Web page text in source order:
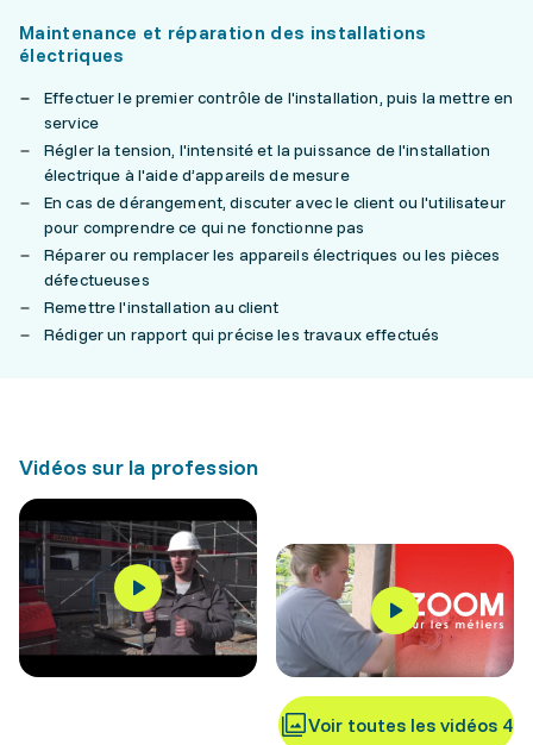
Maintenance et réparation des installations
électriques
Effectuer le premier contrôle de l'installation, puis la mettre en
service
Régler la tension, l'intensité et la puissance de l'installation
électrique à l'aide d’appareils de mesure
En cas de dérangement, discuter avec le client ou l'utilisateur
pour comprendre ce qui ne fonctionne pas
Réparer ou remplacer les appareils électriques ou les pièces
défectueuses
Remettre l'installation au client
Rédiger un rapport qui précise les travaux effectués
Vidéos sur la profession
Voir toutes les vidéos 4